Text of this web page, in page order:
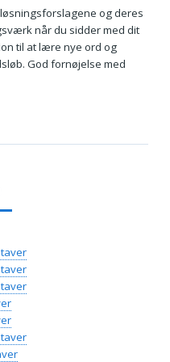
og deres
når du sidder med dit
til at lære nye ord og
God fornøjelse med